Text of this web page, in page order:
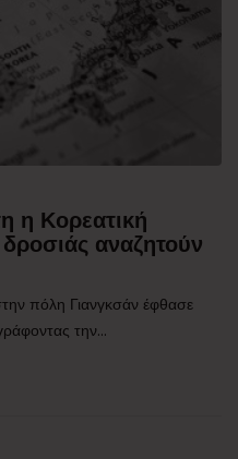
η Κορεατική
αναζητούν
πόλη Γιανγκσάν έφθασε
την...